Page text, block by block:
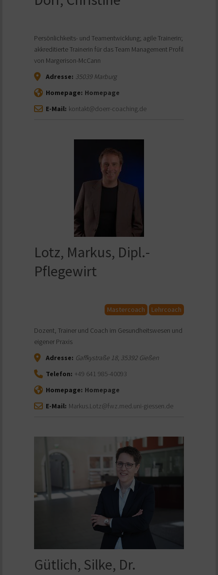
Persönlichkeits- und Teamentwicklung; agile Trainerin;
akkreditierte Trainerin für das Team Management Profil
von Margerison-McCann
Adresse: 35039Marburg
Homepage: Homepage
E-Mail: kontakt@doerr-coaching.de
Lotz, Markus, Dipl.-
Pflegewirt
Mastercoach Lehrcoach
Dozent, Trainer und Coach im Gesundheitswesen und
eigener Praxis
Adresse: Gaffkystraße 18, 35392 Gießen
Telefon: +49 641 985-40093
Homepage: Homepage
E-Mail: Markus.Lotz@fwz.med.uni-giessen.de
Gütlich, Silke, Dr.